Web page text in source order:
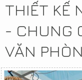
THIẾT KẾ
- CHUNG
VĂN